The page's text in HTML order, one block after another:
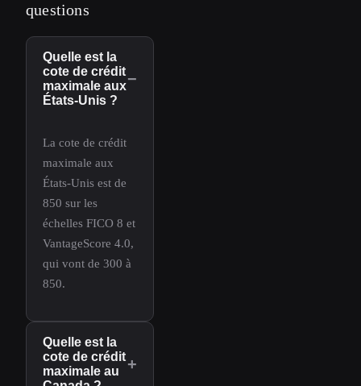
questions
Quelle est la
cote de crédit
maximale aux
États-Unis ?
−
La cote de crédit
maximale aux
États-Unis est de
850 sur les
échelles FICO 8 et
VantageScore 4.0,
qui vont de 300 à
850.
Quelle est la
cote de crédit
maximale au
+